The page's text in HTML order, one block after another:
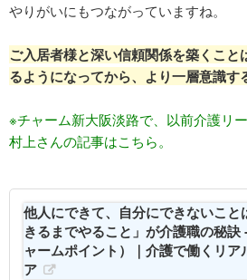
やりがいにもつながっていますね。
ご入居者様と深い信頼関係を築くこと
るようになってから、より一層意識す
※チャーム新大阪淡路で、以前介護リ
村上さんの記事はこちら。
他人にできて、自分にできないこと
きるまでやること」が介護職の秘
ャームポイント）｜介護で働くリア
ア